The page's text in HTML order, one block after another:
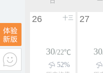
十三
26
30/22℃
52%
27
30